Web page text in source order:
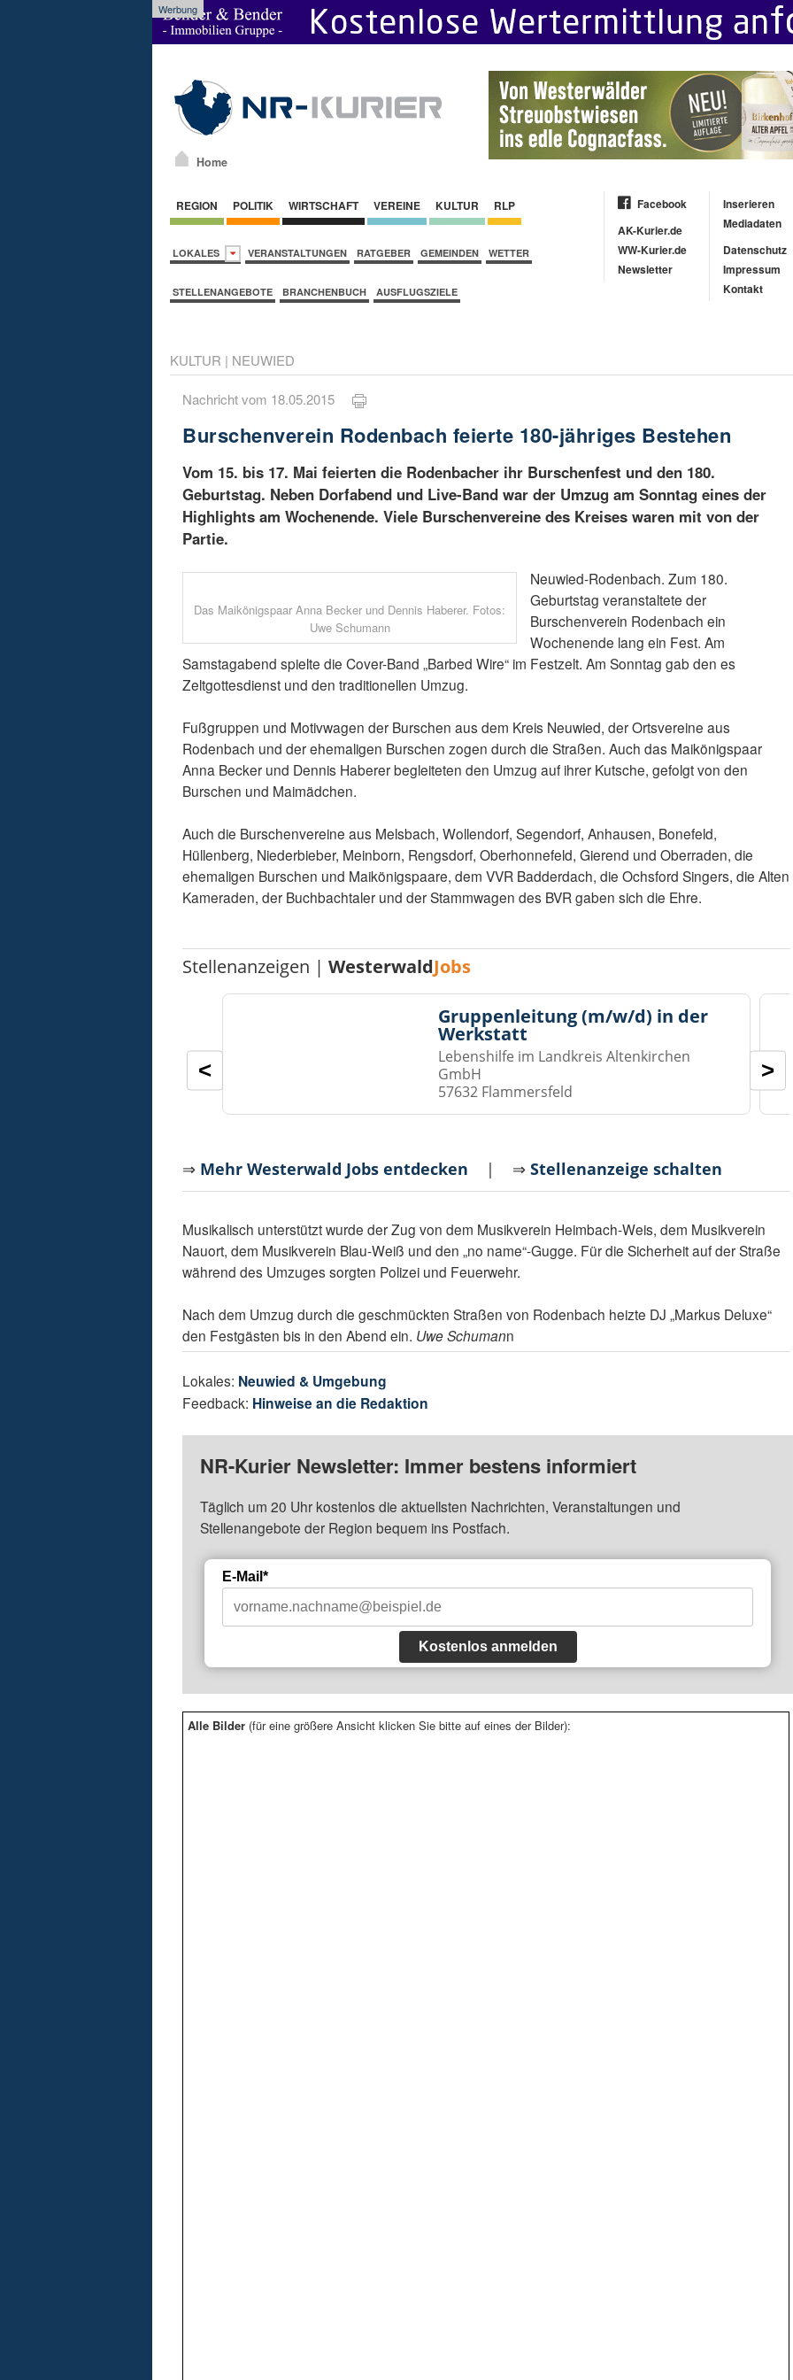
Werbung
Home
REGION POLITIK WIRTSCHAFT VEREINE KULTUR RLP
LOKALES VERANSTALTUNGEN RATGEBER GEMEINDEN WETTER
STELLENANGEBOTE BRANCHENBUCH AUSFLUGSZIELE
Facebook
AK-Kurier.de
WW-Kurier.de
Newsletter
Inserieren
Mediadaten
Datenschutz
Impressum
Kontakt
KULTUR | NEUWIED
Nachricht vom 18.05.2015
Burschenverein Rodenbach feierte 180-jähriges Bestehen
Vom 15. bis 17. Mai feierten die Rodenbacher ihr Burschenfest und den 180.
Geburtstag. Neben Dorfabend und Live-Band war der Umzug am Sonntag eines der
Highlights am Wochenende. Viele Burschenvereine des Kreises waren mit von der
Partie.
Das Maikönigspaar Anna Becker und Dennis Haberer. Fotos:
Uwe Schumann
Neuwied-Rodenbach. Zum 180.
Geburtstag veranstaltete der
Burschenverein Rodenbach ein
Wochenende lang ein Fest. Am
Samstagabend spielte die Cover-Band „Barbed Wire“ im Festzelt. Am Sonntag gab den es
Zeltgottesdienst und den traditionellen Umzug.
Fußgruppen und Motivwagen der Burschen aus dem Kreis Neuwied, der Ortsvereine aus
Rodenbach und der ehemaligen Burschen zogen durch die Straßen. Auch das Maikönigspaar
Anna Becker und Dennis Haberer begleiteten den Umzug auf ihrer Kutsche, gefolgt von den
Burschen und Maimädchen.
Auch die Burschenvereine aus Melsbach, Wollendorf, Segendorf, Anhausen, Bonefeld,
Hüllenberg, Niederbieber, Meinborn, Rengsdorf, Oberhonnefeld, Gierend und Oberraden, die
ehemaligen Burschen und Maikönigspaare, dem VVR Badderdach, die Ochsford Singers, die Alten
Kameraden, der Buchbachtaler und der Stammwagen des BVR gaben sich die Ehre.
Stellenanzeigen |WesterwaldJobs
Gruppenleitung (m/w/d) in der
Werkstatt
Lebenshilfe im Landkreis Altenkirchen
GmbH
57632 Flammersfeld
< >
⇒ Mehr Westerwald Jobs entdecken | ⇒Stellenanzeige schalten
Musikalisch unterstützt wurde der Zug von dem Musikverein Heimbach-Weis, dem Musikverein
Nauort, dem Musikverein Blau-Weiß und den „no name“-Gugge. Für die Sicherheit auf der Straße
während des Umzuges sorgten Polizei und Feuerwehr.
Nach dem Umzug durch die geschmückten Straßen von Rodenbach heizte DJ „Markus Deluxe“
den Festgästen bis in den Abend ein. Uwe Schumann
Lokales: Neuwied & Umgebung
Feedback: Hinweise an die Redaktion
NR-Kurier Newsletter: Immer bestens informiert
Täglich um 20 Uhr kostenlos die aktuellsten Nachrichten, Veranstaltungen und
Stellenangebote der Region bequem ins Postfach.
E-Mail*
Kostenlos anmelden
Alle Bilder (für eine größere Ansicht klicken Sie bitte auf eines der Bilder):